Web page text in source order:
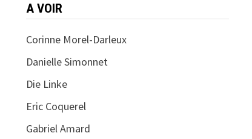
A VOIR
Corinne Morel-Darleux
Danielle Simonnet
Die Linke
Eric Coquerel
Gabriel Amard